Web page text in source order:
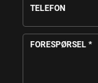
TELEFON
FORESPØRSEL *